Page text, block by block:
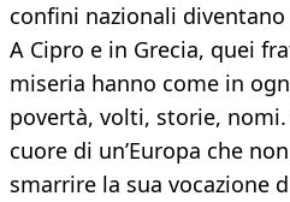
confini nazionali
A Cipro e in Grecia, quei
miseria hanno come in
povertà, volti, storie,
cuore di un’Europa che
smarrire la sua vocazione